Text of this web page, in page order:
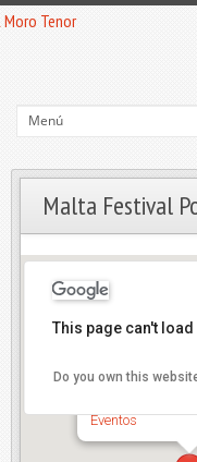
Malta Festival
Eventos
This page can't
Do you own this